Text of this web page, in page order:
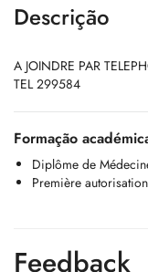
Descrição
A JOINDRE PAR
TEL 299584
Formação
Diplôme de
Première
Feedback